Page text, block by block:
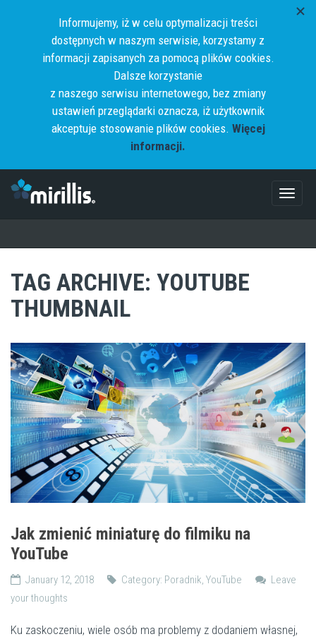
Informujemy, iż w celu optymalizacji treści
dostępnych w naszym serwisie, korzystamy z
informacji zapisanych za pomocą plików cookies.
Dalsze korzystanie
z naszego serwisu internetowego, bez zmiany
ustawień przeglądarki oznacza, iż użytkownik
akceptuje stosowanie plików cookies. Więcej
informacji.
TAG ARCHIVE: YOUTUBE
THUMBNAIL
Jak zmienić miniaturę do filmiku na
YouTube
January 12, 2018 Category: Poradnik YouTube
Leave
your thoughts
Ku zaskoczeniu, wiele osób ma problemy z dodaniem własnej,